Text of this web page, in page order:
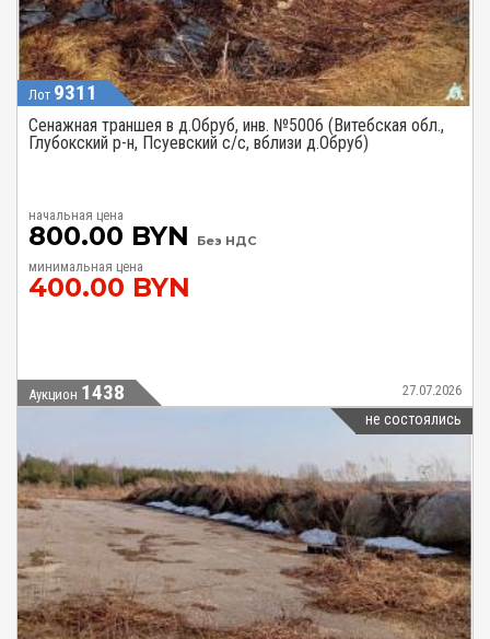
Лот 9311
Сенажная траншея в д.Обруб, инв. №5006 (Витебская обл.,
Глубокский р-н, Псуевский с/с, вблизи д.Обруб)
начальная цена
800.00 BYN Без НДС
минимальная цена
400.00 BYN
Аукцион 1438 27.07.2026
не состоялись